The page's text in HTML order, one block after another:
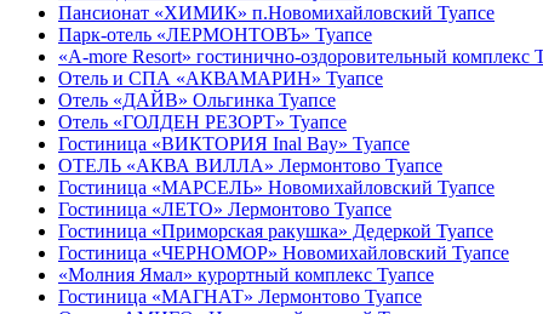
Пансионат «ХИМИК» п.Новомихайловский Туапсе
Парк-отель «ЛЕРМОНТОВЪ» Туапсе
«A-more Resort» гостинично-оздоровительный комплекс
Отель и СПА «АКВАМАРИН» Туапсе
Отель «ДАЙВ» Ольгинка Туапсе
Отель «ГОЛДЕН РЕЗОРТ» Туапсе
Гостиница «ВИКТОРИЯ Inal Bay» Туапсе
ОТЕЛЬ «АКВА ВИЛЛА» Лермонтово Туапсе
Гостиница «МАРСЕЛЬ» Новомихайловский Туапсе
Гостиница «ЛЕТО» Лермонтово Туапсе
Гостиница «Приморская ракушка» Дедеркой Туапсе
Гостиница «ЧЕРНОМОР» Новомихайловский Туапсе
«Молния Ямал» курортный комплекс Туапсе
Гостиница «МАГНАТ» Лермонтово Туапсе